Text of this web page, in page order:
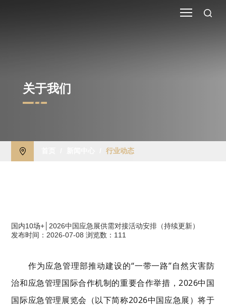
关于我们
行业动态
国内10场+│2026中国应急展供需对接活动安排（持续更新）
发布时间：2026-07-08 浏览数：111
作为应急管理部推动建设的“一带一路”自然灾害防
治和应急管理国际合作机制的重要合作举措，2026中国
国际应急管理展览会（以下简称2026中国应急展）将于